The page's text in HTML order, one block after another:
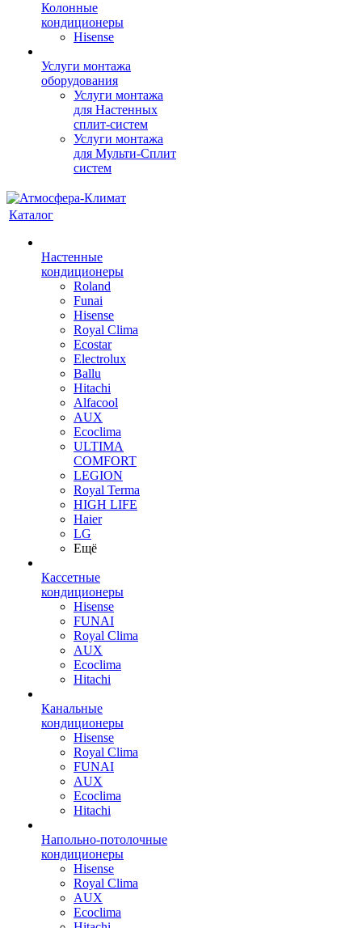
Колонные
кондиционеры
Hisense
Услуги монтажа
оборудования
Услуги монтажа
для Настенных
сплит-систем
Услуги монтажа
для Мульти-Сплит
систем
Каталог
Настенные
кондиционеры
Roland
Funai
Hisense
Royal Clima
Ecostar
Electrolux
Ballu
Hitachi
Alfacool
AUX
Ecoclima
ULTIMA
COMFORT
LEGION
Royal Terma
HIGH LIFE
Haier
LG
Ещё
Кассетные
кондиционеры
Hisense
FUNAI
Royal Clima
AUX
Ecoclima
Hitachi
Канальные
кондиционеры
Hisense
Royal Clima
FUNAI
AUX
Ecoclima
Hitachi
Напольно-потолочные
кондиционеры
Hisense
Royal Clima
AUX
Ecoclima